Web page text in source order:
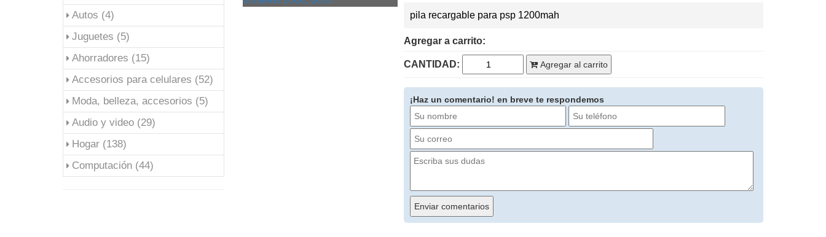
Autos (4)
Juguetes (5)
Ahorradores (15)
Accesorios para celulares (52)
Moda, belleza, accesorios (5)
Audio y video (29)
Hogar (138)
Computación (44)
pila recargable para psp 1200mah
Agregar a carrito:
CANTIDAD: Agregar al carrito
¡Haz un comentario! en breve te respondemos